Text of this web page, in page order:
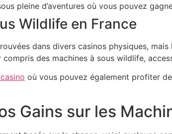
pleine d’aventures où vous pouvez
Wildlife en France
dans divers casinos physiques,
des machines à sous wildlife,
où vous pouvez également profiter
Gains sur les